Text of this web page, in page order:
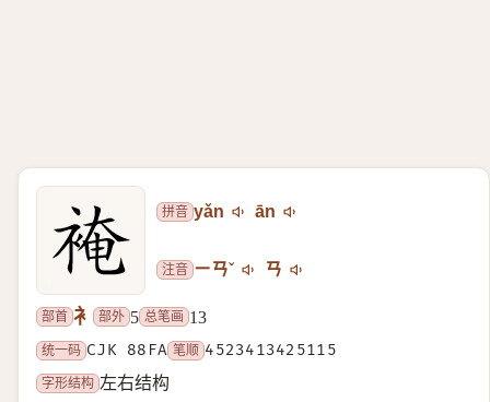
拼音 yǎn ān
注音 ㄧㄢˇ ㄢ
部首 衤 部外 5 总笔画 13
统一码 CJK 88FA 笔顺 4523413425115
字形结构 左右结构